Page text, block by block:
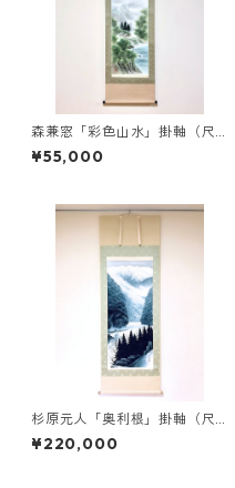
森兼窓「彩色山水」掛軸（尺
五立）
¥55,000
杉原元人「奥利根」掛軸（尺
八立）
¥220,000